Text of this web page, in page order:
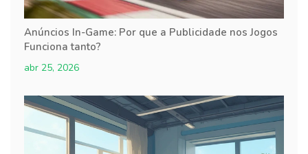
Anúncios In-Game: Por que a Publicidade nos Jogos
Funciona tanto?
abr 25, 2026